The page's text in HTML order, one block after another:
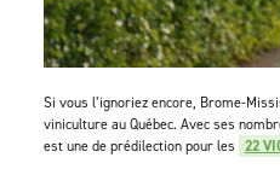
Si vous l’ignoriez encore, Brome-
viniculture au Québec. Avec ses
est une de prédilection pour les 22